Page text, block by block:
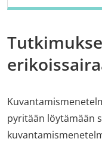
pyritään löytämään